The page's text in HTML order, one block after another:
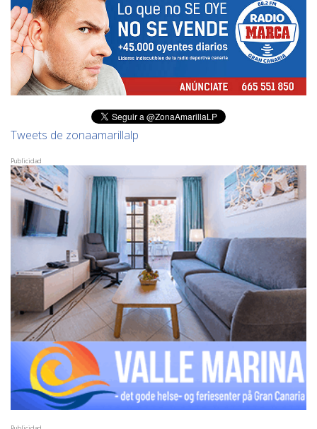
Tweets de zonaamarillalp
Publicidad